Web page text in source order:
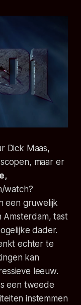
Dick Maas,
maar er
watch?
een gruwelijk
tast
dader.
echter te
kan
leeuw.
een tweede
instemmen